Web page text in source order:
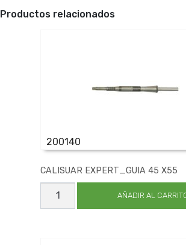
Productos relacionados
200140
CALISUAR EXPERT_GUIA 45 X55
CALISUAR
EXPERT_GUIA
AÑADIR AL